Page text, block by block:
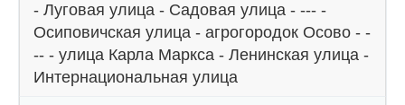
- Луговая улица - Садовая улица - --- -
Осиповичская улица - агрогородок Осово - -
-- - улица Карла Маркса - Ленинская улица -
Интернациональная улица